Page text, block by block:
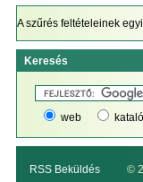
A szűrés feltételeinek
Keresés
web
RSS Beküldés ©